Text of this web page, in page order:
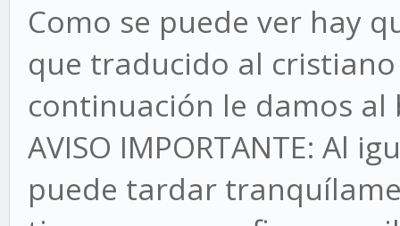
Como se puede ver hay
que traducido al cristiano
continuación le damos
AVISO IMPORTANTE: Al
puede tardar